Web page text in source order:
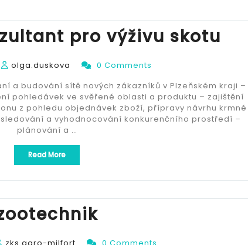
pro výživu skotu
olga.duskova
0 Comments
a budování sítě nových zákazníků v Plzeňském kraji –
pohledávek ve svěřené oblasti a produktu – zajištění
z pohledu objednávek zboží, přípravy návrhu krmné
a vyhodnocování konkurenčního prostředí –
plánování a …
Read More„obchodní
konzultant
skotu“